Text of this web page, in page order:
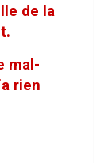
de la
mal-
rien